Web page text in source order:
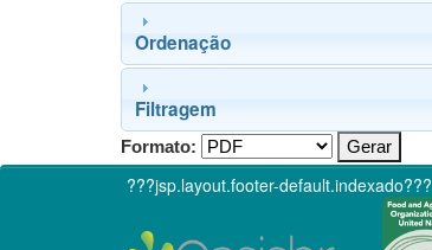
Ordenação
Filtragem
Formato:
???jsp.layout.footer-default.indexado???